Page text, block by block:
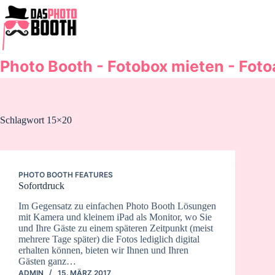
Zum
Inhalt
springen
Photo Booth - Fotobox mieten -
Schlagwort 15×20
PHOTO BOOTH FEATURES
Sofortdruck
Im Gegensatz zu einfachen Photo Booth Lösungen
mit Kamera und kleinem iPad als Monitor, wo Sie
und Ihre Gäste zu einem späteren Zeitpunkt (meist
mehrere Tage später) die Fotos lediglich digital
erhalten können, bieten wir Ihnen und Ihren
Gästen ganz…
ADMIN 15. MÄRZ 2017